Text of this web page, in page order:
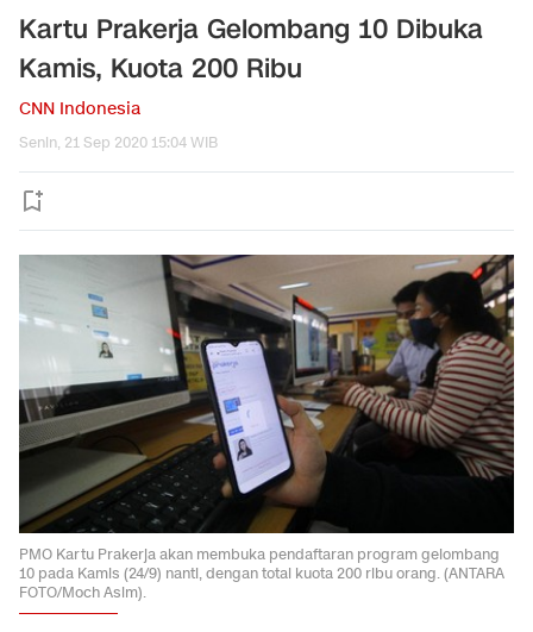
Kartu Prakerja Gelombang 10 Dibuka
Kamis, Kuota 200 Ribu
CNN Indonesia
Senin, 21 Sep 2020 15:04 WIB
PMO Kartu Prakerja akan membuka pendaftaran program gelombang
10 pada Kamis (24/9) nanti, dengan total kuota 200 ribu orang. (ANTARA
FOTO/Moch Asim).